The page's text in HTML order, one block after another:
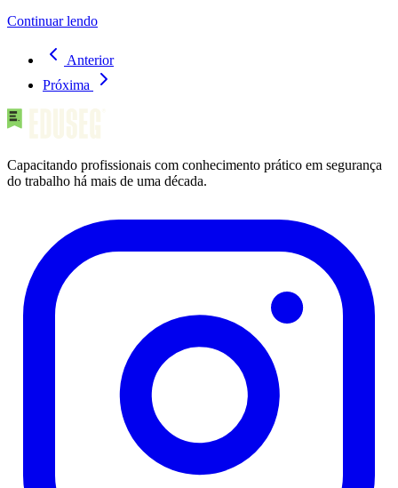
Continuar lendo
Anterior
Próxima
Capacitando profissionais com conhecimento prático em segurança
do trabalho há mais de uma década.